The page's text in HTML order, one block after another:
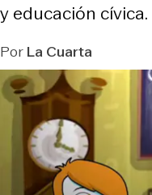
y educación cívica.
PorLa Cuarta